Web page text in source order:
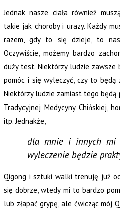
Jednak nasze ciała również
takie jak choroby i urazy. Każdy
razem, gdy to się dzieje, to
Oczywiście, możemy bardzo
duży test. Niektórzy ludzie
pomóc i się wyleczyć, czy to będą
Niektórzy ludzie zamiast tego
Tradycyjnej Medycyny Chińskiej,
itp. Jednakże,
dla mnie i innych mi
wyleczenie będzie
Qigong i sztuki walki trenuję już
się dobrze, wtedy mi to bardzo
lub złapać grypę, ale ćwicząc mój